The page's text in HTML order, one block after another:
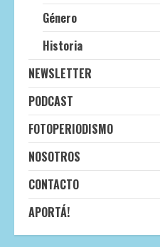
Género
Historia
NEWSLETTER
PODCAST
FOTOPERIODISMO
NOSOTROS
CONTACTO
APORTÁ!